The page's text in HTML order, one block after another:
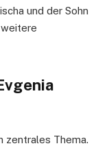
und der Sohn
zentrales Thema.